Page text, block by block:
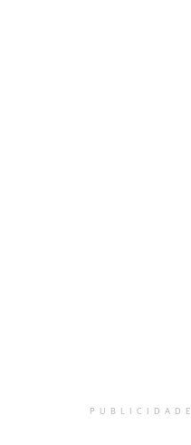
PUBLICIDADE